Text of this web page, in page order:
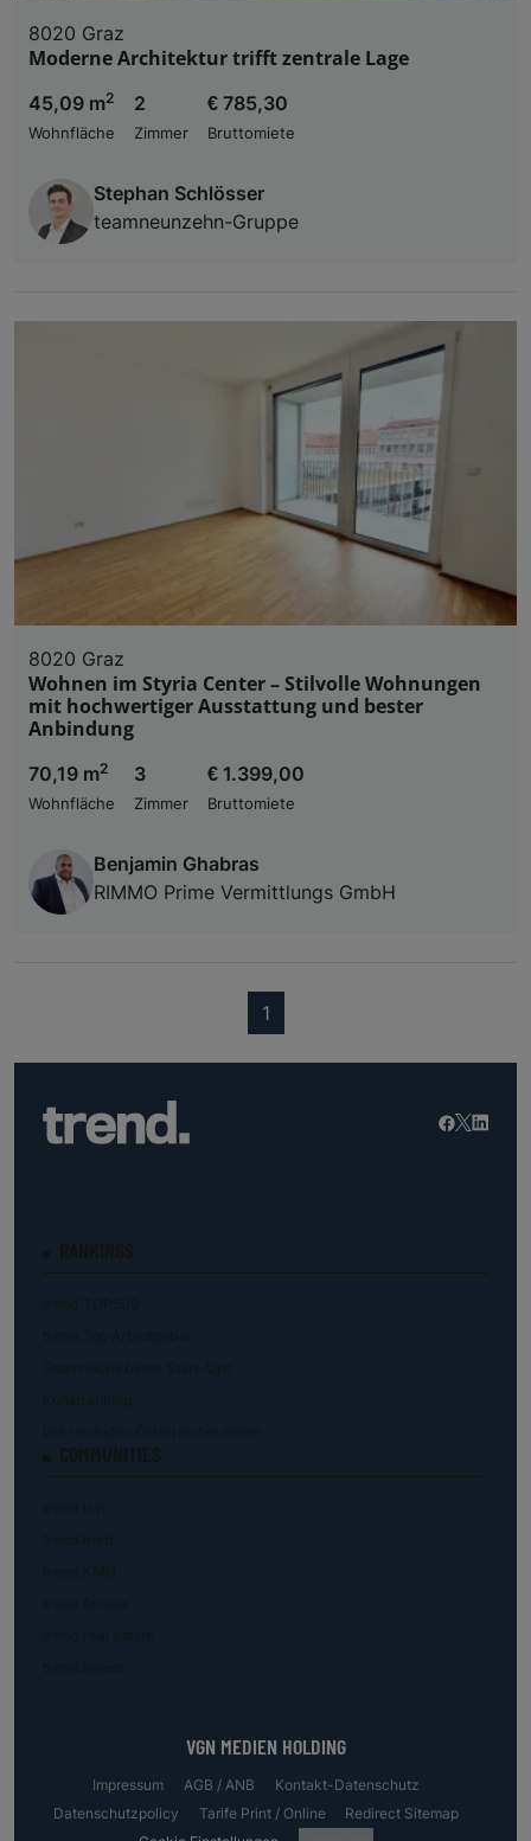
8020 Graz
Moderne Architektur trifft zentrale Lage
45,09 m2
Wohnfläche
2
Zimmer
€ 785,30
Bruttomiete
Stephan Schlösser
teamneunzehn-Gruppe
8020 Graz
Wohnen im Styria Center – Stilvolle Wohnungen
mit hochwertiger Ausstattung und bester
Anbindung
70,19 m2
Wohnfläche
3
Zimmer
€ 1.399,00
Bruttomiete
Benjamin Ghabras
RIMMO Prime Vermittlungs GmbH
1(current)
VGN MEDIEN HOLDING
Impressum AGB / ANB
Kontakt-Datenschutz
Datenschutzpolicy
Tarife Print / Online
Redirect Sitemap